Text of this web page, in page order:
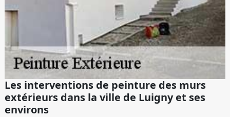
Les interventions de peinture des murs
extérieurs dans la ville de Luigny et ses
environs